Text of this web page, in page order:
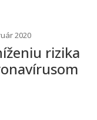
2020
rizika